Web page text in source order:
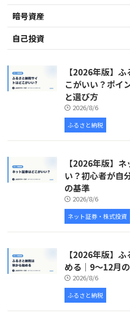
暗号資産
自己投資
【2026年版】
こがいい？ポイ
と選び方
2026/8/6
ふるさと納税
【2026年版】
い？初心者が自
の基準
2026/8/6
ネット証券・株式投資
【2026年版】
める｜9〜12月
2026/8/6
ふるさと納税